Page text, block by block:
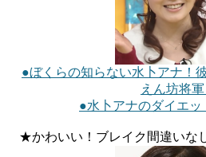
●ぼくらの知らない水卜アナ！
えん坊将軍
●水卜アナのダイエッ
★かわいい！ブレイク間違いな